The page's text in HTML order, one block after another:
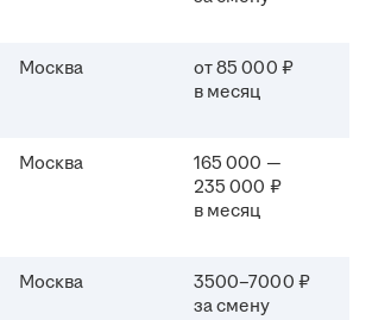
Москва
от 85 000 ₽
в месяц
Москва
165 000 —
235 000 ₽
в месяц
Москва
3500–7000 ₽
за смену